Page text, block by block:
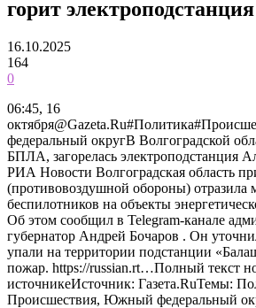
горит электроподстанция
16.10.2025
164
0
06:45, 16
федеральный округВ Волгоградской
БПЛА, загорелась электроподстанция
РИА Новости Волгоградская область
(противовоздушной обороны) отразила
беспилотников на объекты
Об этом сообщил в Telegram-канале
губернатор Андрей Бочаров . Он
упали на территории подстанции
пожар. https://russian.rt…Полный текст
источникеИсточник: Газета.RuТемы:
Происшествия, Южный федеральный